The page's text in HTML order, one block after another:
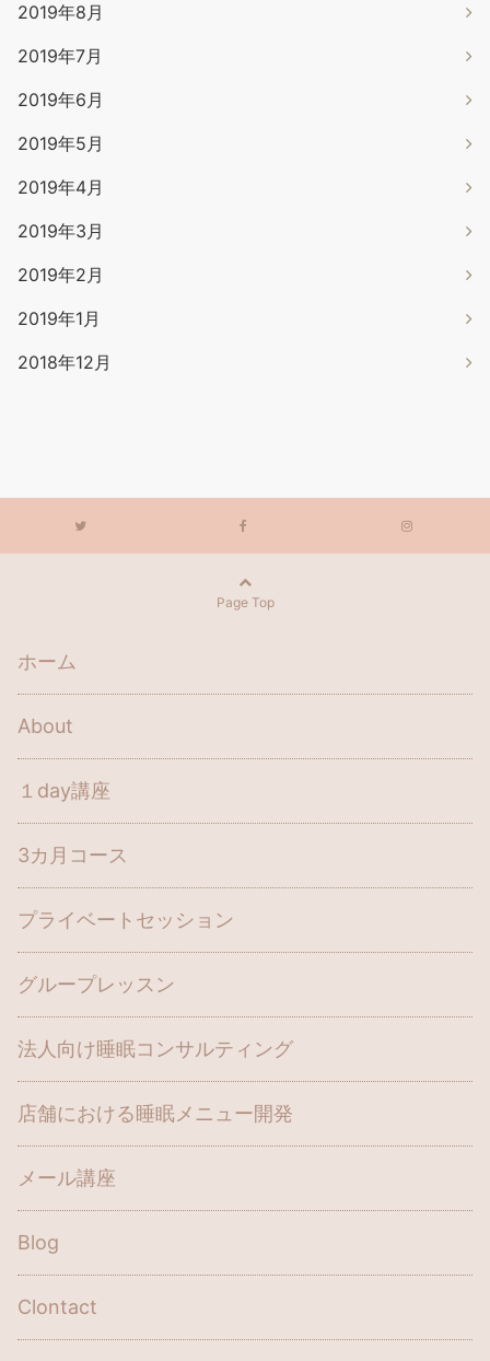
2019年8月
2019年7月
2019年6月
2019年5月
2019年4月
2019年3月
2019年2月
2019年1月
2018年12月
Page Top
ホーム
About
１day講座
3カ月コース
プライベートセッション
グループレッスン
法人向け睡眠コンサルティング
店舗における睡眠メニュー開発
メール講座
Blog
Clontact